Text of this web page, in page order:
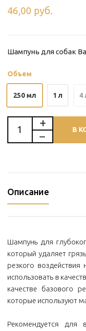
46,00 руб.
Шампунь для собак
Объем
250 мл 1 л 4
В
Описание
Шампунь для
который удаляет
резкого
использовать в
качестве базового
которые используют
Рекомендуется для